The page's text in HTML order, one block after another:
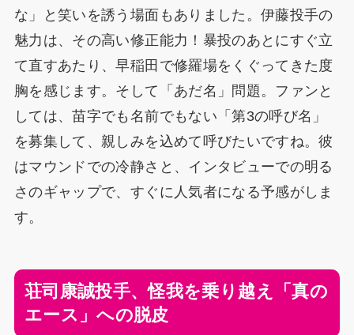
な」と笑いを誘う場面もありました。伊藤投手の
魅力は、その高い修正能力！暴投のあとにすぐ立
て直すあたり、早稲田で修羅場をくぐってきた度
胸を感じます。そして「あだ名」問題。ファンと
しては、苗字でも名前でもない「第3の呼び名」
を募集して、親しみを込めて呼びたいですね。彼
はマウンドでの冷静さと、インタビューでの明る
さのギャップで、すぐに人気者になる予感がしま
す。
荘司康誠投手、怪我を乗り越え「真の
エース」への脱皮